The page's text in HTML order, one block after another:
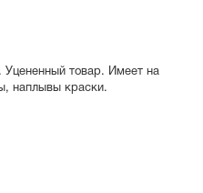
Уцененный товар. Имеет на
наплывы краски.